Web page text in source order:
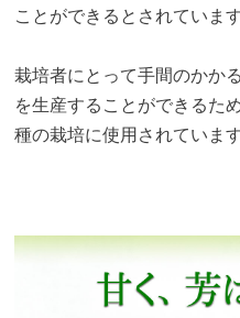
ことができるとされています
栽培者にとって手間のかか
を生産することができるた
種の栽培に使用されています